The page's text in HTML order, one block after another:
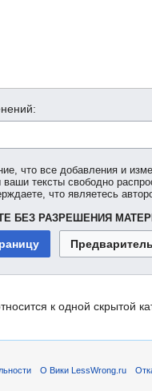
что все добавления и
ваши тексты свободно
что являетесь
БЕЗ РАЗРЕШЕНИЯ
к одной скрытой
О Вики LessWrong.ru